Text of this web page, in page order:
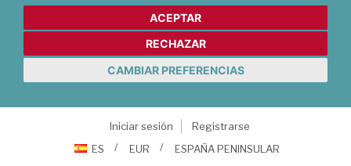
ACEPTAR
RECHAZAR
CAMBIAR PREFERENCIAS
Iniciar sesión
Registrarse
ES
EUR ESPAÑA PENINSULAR